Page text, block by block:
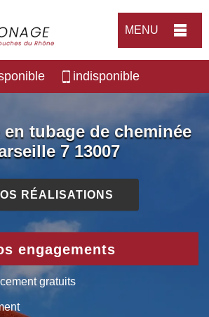
MENU
indisponible
tubage de cheminée
7 13007
RÉALISATIONS
engagements
gratuits